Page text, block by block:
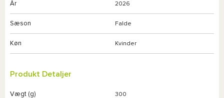
År 2026
Sæson Falde
Køn Kvinder
Produkt Detaljer
Vægt (g) 300